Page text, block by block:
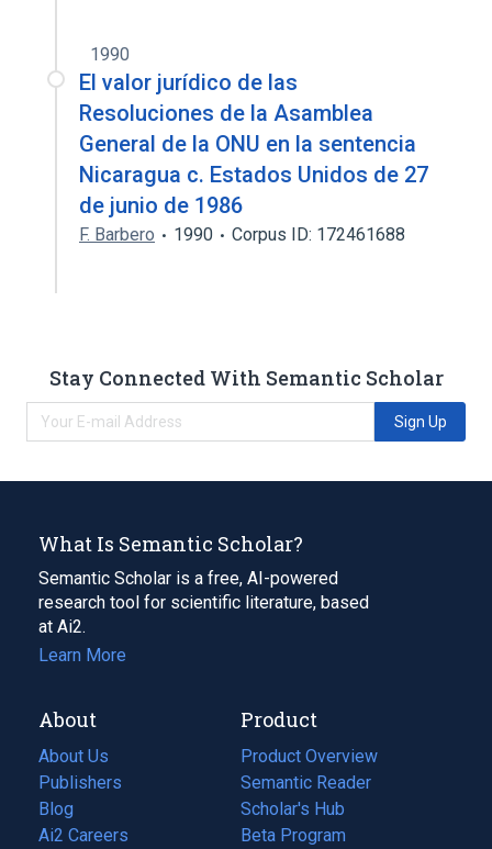
1990
El valor jurídico de las
Resoluciones de la Asamblea
General de la ONU en la sentencia
Nicaragua c. Estados Unidos de 27
de junio de 1986
F. Barbero 1990 Corpus ID: 172461688
Stay Connected With Semantic Scholar
Sign Up
What Is Semantic Scholar?
Semantic Scholar is a free, AI-powered
research tool for scientific literature, based
at Ai2.
Learn More
About
About Us
Publishers
Blog
(opens
in
Ai2 Careers
(opens
Product
Product Overview
Semantic Reader
Scholar's Hub
Beta Program